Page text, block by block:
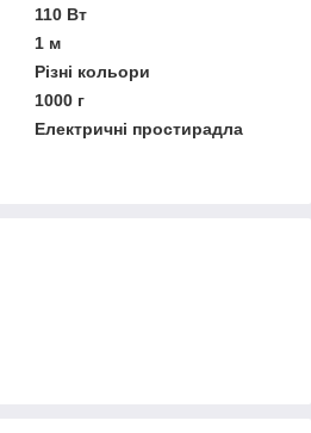
110 Вт
1 м
Різні кольори
1000 г
Електричні простирадла